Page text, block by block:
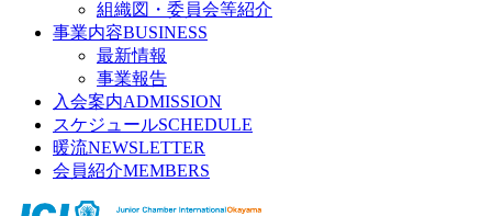
組織図・委員会等紹介
事業内容BUSINESS
最新情報
事業報告
入会案内ADMISSION
スケジュールSCHEDULE
暖流NEWSLETTER
会員紹介MEMBERS